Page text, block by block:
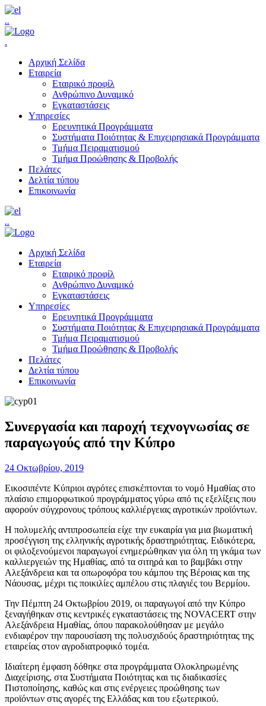
..
.
Αρχική Σελίδα
Εταιρεία
Εταιρικό προφίλ
Ανθρώπινο Δυναμικό
Εγκαταστάσεις
Υπηρεσίες
Ερευνητικά Προγράμματα
Συστήματα Ποιότητας & Επιχειρησιακά Προγράμματα
Τμήμα Πειραματισμού
Τμήμα Προώθησης & Προβολής
Πελάτες
Δελτία τύπου
Επικοινωνία
..
Αρχική Σελίδα
Εταιρεία
Εταιρικό προφίλ
Ανθρώπινο Δυναμικό
Εγκαταστάσεις
Υπηρεσίες
Ερευνητικά Προγράμματα
Συστήματα Ποιότητας & Επιχειρησιακά Προγράμματα
Τμήμα Πειραματισμού
Τμήμα Προώθησης & Προβολής
Πελάτες
Δελτία τύπου
Επικοινωνία
Συνεργασία και παροχή τεχνογνωσίας σε
παραγωγούς από την Κύπρο
24 Οκτωβρίου, 2019
Εικοσιπέντε Κύπριοι αγρότες επισκέπτονται το νομό Ημαθίας στο
πλαίσιο επιμορφωτικού προγράμματος γύρω από τις εξελίξεις που
αφορούν σύγχρονους τρόπους καλλιέργειας αγροτικών προϊόντων.
Η πολυμελής αντιπροσωπεία είχε την ευκαιρία για μια βιωματική
προσέγγιση της ελληνικής αγροτικής δραστηριότητας. Ειδικότερα,
οι φιλοξενούμενοι παραγωγοί ενημερώθηκαν για όλη τη γκάμα των
καλλιεργειών της Ημαθίας, από τα σιτηρά και το βαμβάκι στην
Αλεξάνδρεια και τα οπωροφόρα του κάμπου της Βέροιας και της
Νάουσας, μέχρι τις ποικιλίες αμπέλου στις πλαγιές του Βερμίου.
Την Πέμπτη 24 Οκτωβρίου 2019, οι παραγωγοί από την Κύπρο
ξεναγήθηκαν στις κεντρικές εγκαταστάσεις της NOVACERT στην
Αλεξάνδρεια Ημαθίας, όπου παρακολούθησαν με μεγάλο
ενδιαφέρον την παρουσίαση της πολυσχιδούς δραστηριότητας της
εταιρείας στον αγροδιατροφικό τομέα.
Ιδιαίτερη έμφαση δόθηκε στα προγράμματα Ολοκληρωμένης
Διαχείρισης, στα Συστήματα Ποιότητας και τις διαδικασίες
Πιστοποίησης, καθώς και στις ενέργειες προώθησης των
προϊόντων στις αγορές της Ελλάδας και του εξωτερικού.